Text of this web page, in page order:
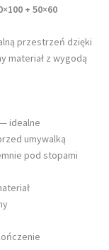
+ 50×60
przestrzeń dzięki
materiał z wygodą
— idealne
umywalką
pod stopami